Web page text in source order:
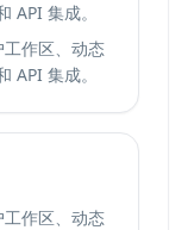
API 集成。
作区、动态
API 集成。
作区、动态